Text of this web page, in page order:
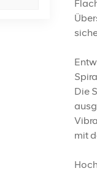
Die
mit